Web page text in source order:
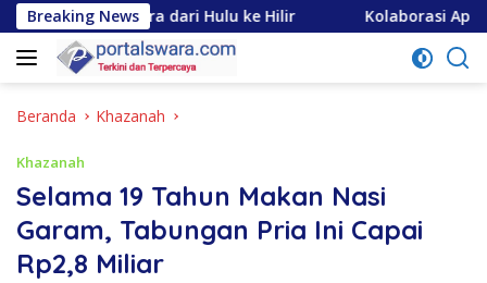
Langsung
ke
konten
Breaking News
Utara dari Hulu ke Hilir Kolaborasi Apik Gubsu-DPRD
Beranda Khazanah
Khazanah
Selama 19 Tahun Makan Nasi
Garam, Tabungan Pria Ini Capai
Rp2,8 Miliar